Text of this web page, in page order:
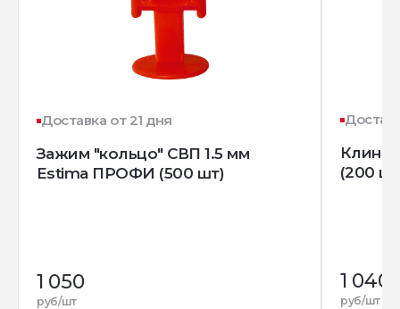
Доставка от 21 дня
Зажим "кольцо" СВП 1.5 мм
Estima ПРОФИ (500 шт)
1 050
руб/шт
Клин
(200
1 040
руб/шт